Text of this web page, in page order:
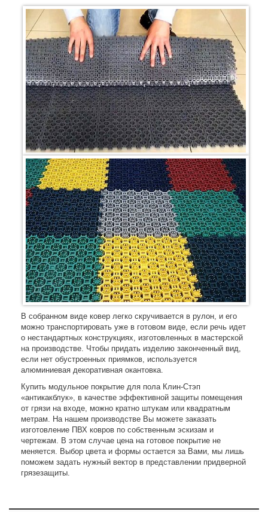
В собранном виде ковер легко скручивается в рулон, и его
можно транспортировать уже в готовом виде, если речь идет
о нестандартных конструкциях, изготовленных в мастерской
на производстве. Чтобы придать изделию законченный вид,
если нет обустроенных приямков, используется
алюминиевая декоративная окантовка.
Купить модульное покрытие для пола Клин-Стэп
«антикакблук», в качестве эффективной защиты помещения
от грязи на входе, можно кратно штукам или квадратным
метрам. На нашем производстве Вы можете заказать
изготовление ПВХ ковров по собственным эскизам и
чертежам. В этом случае цена на готовое покрытие не
меняется. Выбор цвета и формы остается за Вами, мы лишь
поможем задать нужный вектор в представлении придверной
грязезащиты.